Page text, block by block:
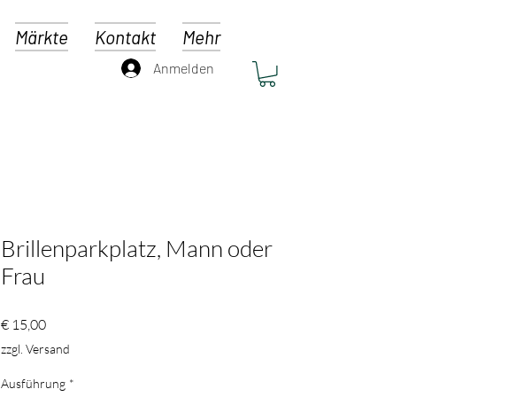
Märkte Kontakt Mehr
Anmelden
Brillenparkplatz, Mann oder
Frau
€ 15,00Preis
zzgl. Versand
Ausführung *